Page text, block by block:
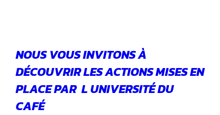
NOUS VOUS INVITONS À
DÉCOUVRIR LES ACTIONS MISES EN
PLACE PAR L UNIVERSITÉ DU
CAFÉ